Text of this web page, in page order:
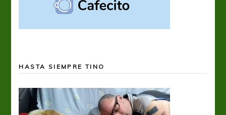
HASTA SIEMPRE TINO